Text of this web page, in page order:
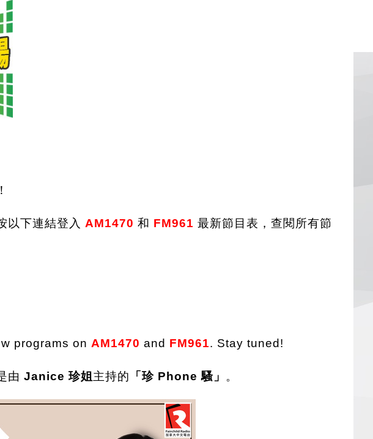
以下連結登入 AM1470 和 FM961 最新節目表，查閱所有節
programs on AM1470 and FM961. Stay tuned!
由 Janice 珍姐 主持的 「珍 Phone 騷」 。